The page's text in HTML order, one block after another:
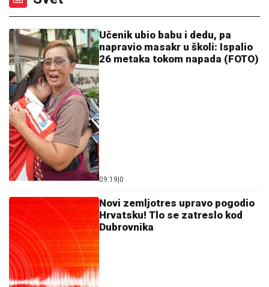
Aleksejem Bjelogrlićem, a nekada se
problem
NAJNOVIJE VESTI:Doskorašnji
golman Zvezde doživeo saobraćajku
Rodila mu DVOJE DECE, pa pokazala telo u bikiniju:
Supruga Ognjena Amidžića NAPRAVILA BURU NA
MREŽAMA - svi poleteli da komentarišu! (FOTO)
MINA NAUMOVIĆ PROGOVORILA O